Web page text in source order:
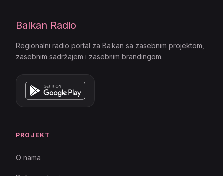
Balkan Radio
Regionalni radio portal za Balkan sa zasebnim projektom,
zasebnim sadržajem i zasebnim brandingom.
PROJEKT
O nama